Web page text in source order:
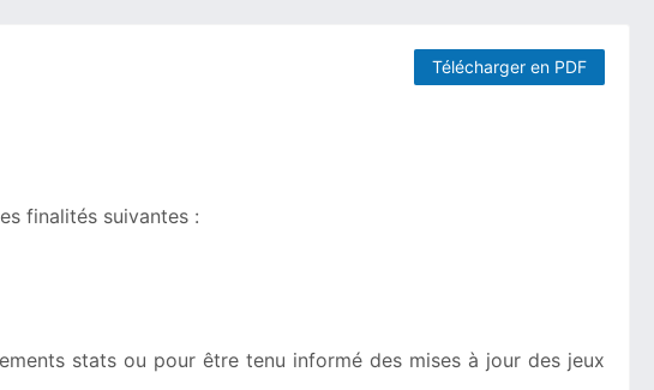
Télécharger en PDF
finalités suivantes :
stats ou pour être tenu informé des mises à jour des jeux